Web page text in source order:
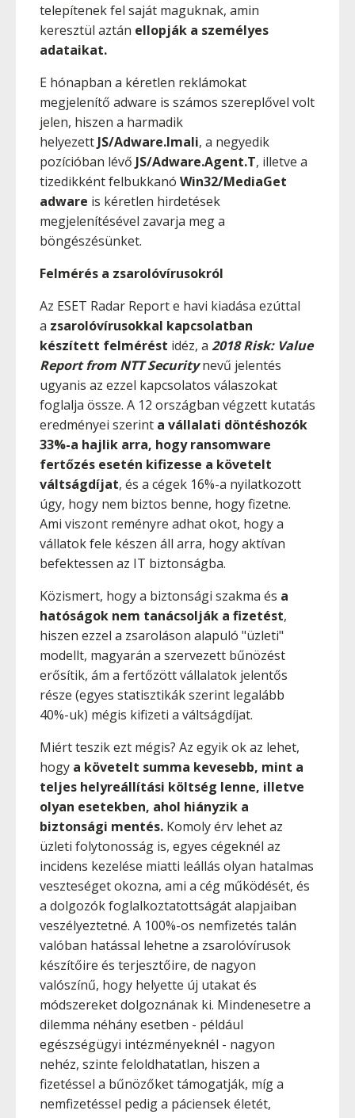
telepítenek fel saját maguknak, amin
keresztül aztán ellopják a személyes
adataikat.
E hónapban a kéretlen reklámokat
megjelenítő adware is számos szereplővel volt
jelen, hiszen a harmadik
helyezett JS/Adware.Imali, a negyedik
pozícióban lévő JS/Adware.Agent.T, illetve a
tizedikként felbukkanó Win32/MediaGet
adware is kéretlen hirdetések
megjelenítésével zavarja meg a
böngészésünket.
Felmérés a zsarolóvírusokról
Az ESET Radar Report e havi kiadása ezúttal
a zsarolóvírusokkal kapcsolatban
készített felmérést idéz, a 2018 Risk: Value
Report from NTT Securitynevű jelentés
ugyanis az ezzel kapcsolatos válaszokat
foglalja össze. A 12 országban végzett kutatás
eredményei szerint a vállalati döntéshozók
33%-a hajlik arra, hogy ransomware
fertőzés esetén kifizesse a követelt
váltságdíjat, és a cégek 16%-a nyilatkozott
úgy, hogy nem biztos benne, hogy fizetne.
Ami viszont reményre adhat okot, hogy a
vállatok fele készen áll arra, hogy aktívan
befektessen az IT biztonságba.
Közismert, hogy a biztonsági szakma és a
hatóságok nem tanácsolják a fizetést,
hiszen ezzel a zsaroláson alapuló "üzleti"
modellt, magyarán a szervezett bűnözést
erősítik, ám a fertőzött vállalatok jelentős
része (egyes statisztikák szerint legalább
40%-uk) mégis kifizeti a váltságdíjat.
Miért teszik ezt mégis? Az egyik ok az lehet,
hogy a követelt summa kevesebb, mint a
teljes helyreállítási költség lenne, illetve
olyan esetekben, ahol hiányzik a
biztonsági mentés. Komoly érv lehet az
üzleti folytonosság is, egyes cégeknél az
incidens kezelése miatti leállás olyan hatalmas
veszteséget okozna, ami a cég működését, és
a dolgozók foglalkoztatottságát alapjaiban
veszélyeztetné. A 100%-os nemfizetés talán
valóban hatással lehetne a zsarolóvírusok
készítőire és terjesztőire, de nagyon
valószínű, hogy helyette új utakat és
módszereket dolgoznának ki. Mindenesetre a
dilemma néhány esetben - például
egészségügyi intézményeknél - nagyon
nehéz, szinte feloldhatatlan, hiszen a
fizetéssel a bűnözőket támogatják, míg a
nemfizetéssel pedig a páciensek életét,